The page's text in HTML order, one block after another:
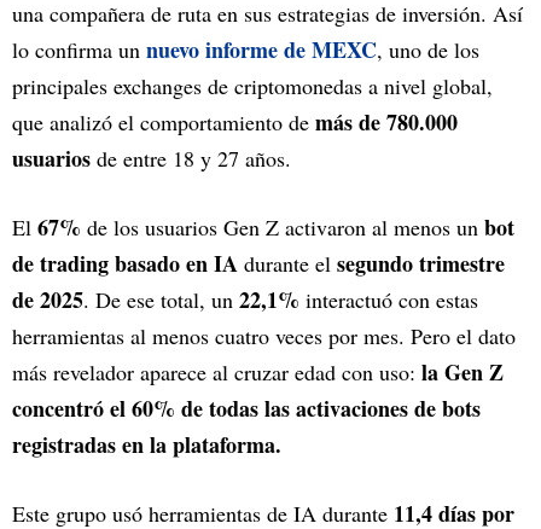
una compañera de ruta en sus estrategias de inversión. Así
lo confirma un nuevo informe de MEXC, uno de los
principales exchanges de criptomonedas a nivel global,
que analizó el comportamiento de más de 780.000
usuarios de entre 18 y 27 años.
El 67% de los usuarios Gen Z activaron al menos un bot
de trading basado en IA durante el segundo trimestre
de 2025. De ese total, un 22,1% interactuó con estas
herramientas al menos cuatro veces por mes. Pero el dato
más revelador aparece al cruzar edad con uso: la Gen Z
concentró el 60% de todas las activaciones de bots
registradas en la plataforma.
Este grupo usó herramientas de IA durante 11,4 días por